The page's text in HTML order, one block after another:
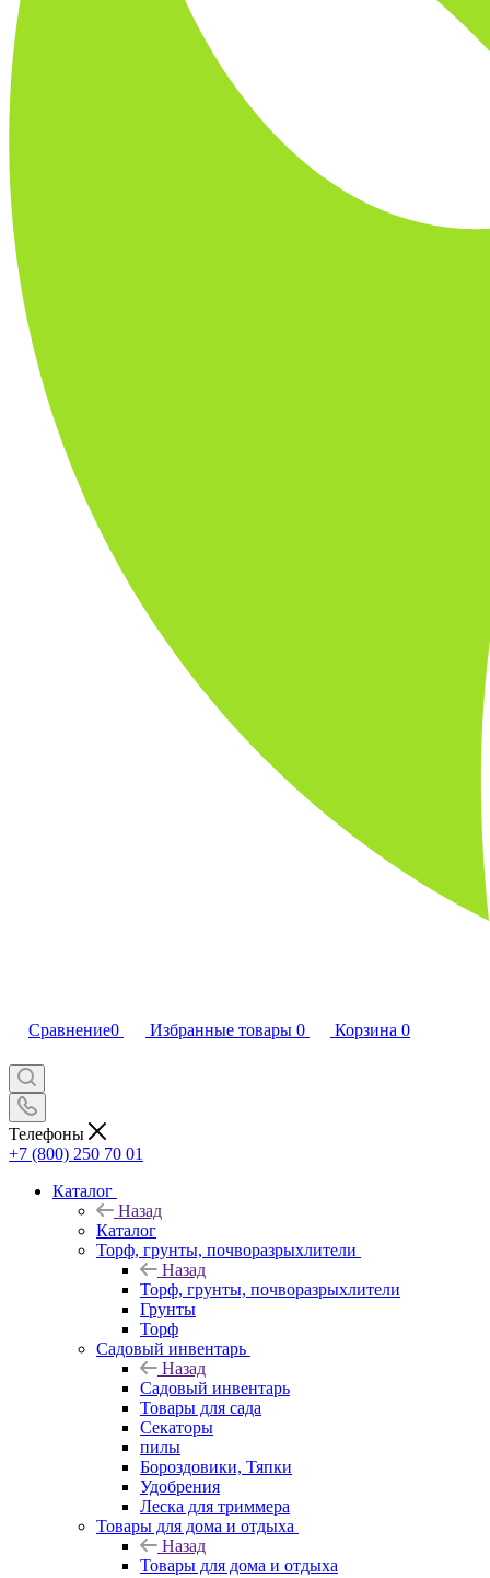
Сравнение0 Избранные товары 0 Корзина 0
Телефоны
+7 (800) 250 70 01
Каталог
Назад
Каталог
Торф, грунты, почворазрыхлители
Назад
Торф, грунты, почворазрыхлители
Грунты
Торф
Садовый инвентарь
Назад
Садовый инвентарь
Товары для сада
Секаторы
пилы
Бороздовики, Тяпки
Удобрения
Леска для триммера
Товары для дома и отдыха
Назад
Товары для дома и отдыха